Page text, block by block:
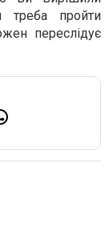
треба пройти
переслідує